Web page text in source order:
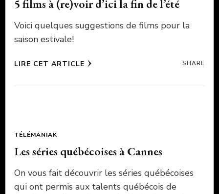
5 films à (re)voir d’ici la fin de l’été
Voici quelques suggestions de films pour la
saison estivale!
LIRE CET ARTICLE SHARE
TÉLÉMANIAK
Les séries québécoises à Cannes
On vous fait découvrir les séries québécoises
qui ont permis aux talents québécois de